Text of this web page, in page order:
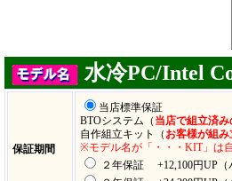
水冷PC/Intel
保証期間
当店標準保証
BTOシステム（ 当店で組立済
自作組立キット（ お客様が組
※モデル名が「・・・KIT」は
２年保証 +12,100円UP（